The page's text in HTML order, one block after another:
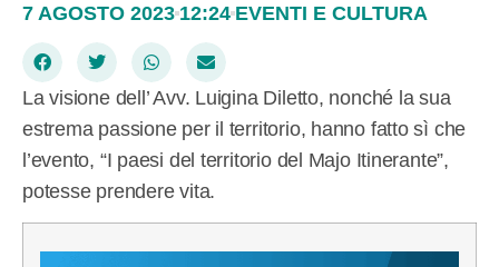
7 AGOSTO 2023 12:24 EVENTI E CULTURA
La visione dell’ Avv. Luigina Diletto, nonché la sua
estrema passione per il territorio, hanno fatto sì che
l’evento, “I paesi del territorio del Majo Itinerante”,
potesse prendere vita.